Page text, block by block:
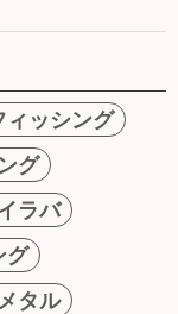
ィッシング
グ
ラバ
グ
タル